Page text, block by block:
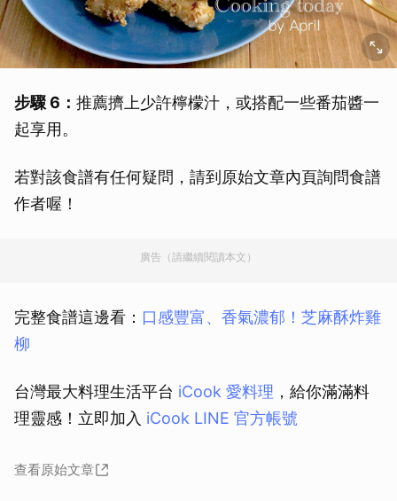
步驟 6： 推薦擠上少許檸檬汁，或搭配一些番茄醬一
起享用。
若對該食譜有任何疑問，請到原始文章內頁詢問食譜
作者喔！
廣告（請繼續閱讀本文）
完整食譜這邊看： 口感豐富、香氣濃郁！芝麻酥炸雞
柳
台灣最大料理生活平台 iCook 愛料理 ，給你滿滿料
理靈感！立即加入 iCook LINE 官方帳號
查看原始文章